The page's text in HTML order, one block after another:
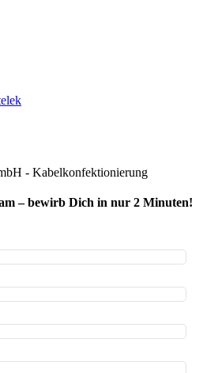
- Kabelkonfektionierung
– bewirb Dich in nur 2 Minuten!